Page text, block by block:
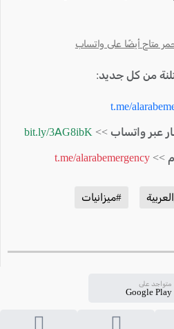
متاح أيضًا على واتساب
من كل جديد:
t.me/
عبر واتساب >> bit.ly/3AG8ibK
>>
t.me/alarabemergency
#ميزانيات
متواجد على
Google Play